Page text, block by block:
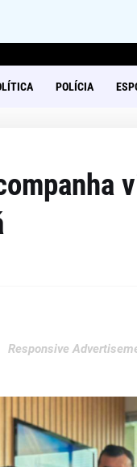
POLÍCIA
Responsive